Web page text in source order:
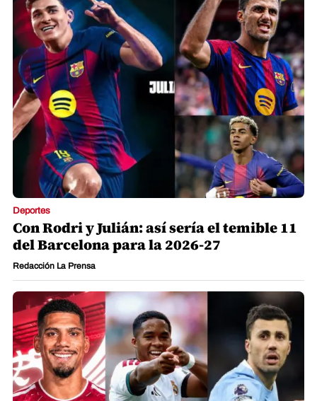
Deportes
Con Rodri y Julián: así sería el temible 11
del Barcelona para la 2026-27
Redacción La Prensa